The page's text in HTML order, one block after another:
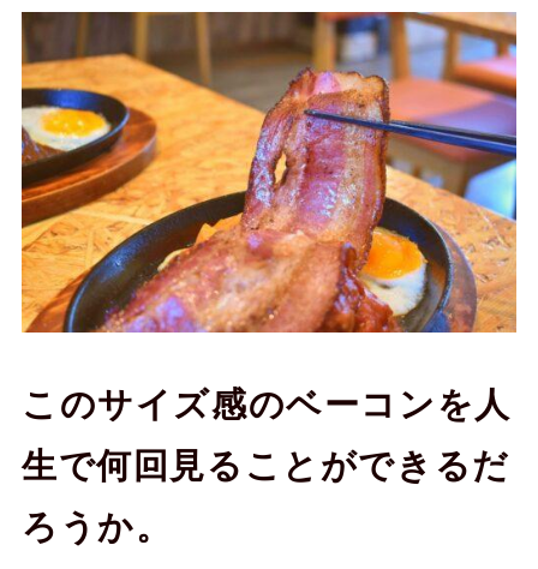
このサイズ感のベーコンを人
生で何回見ることができるだ
ろうか。